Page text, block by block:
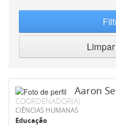
Aaron
COORDENADOR(A)
CIÊNCIAS HUMANAS
Educação